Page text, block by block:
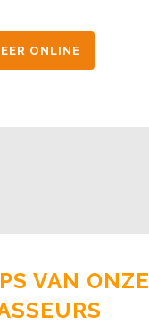
ONLINE
VAN ONZE